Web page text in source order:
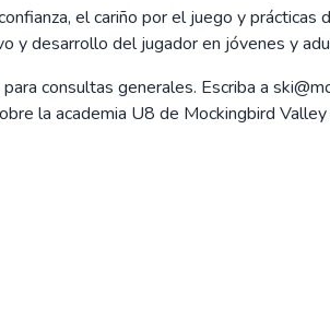
el cariño por el juego y
y desarrollo del jugador en jóvenes y
consultas generales. Escriba a
la academia U8 de Mockingbird